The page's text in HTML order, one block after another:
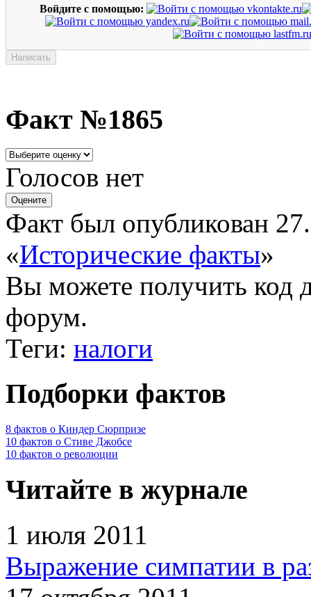
Войдите с помощью:
Факт №1865
Голосов нет
Факт был опубликован
«Исторические факты»
Вы можете получить код
форум.
Теги: налоги
Подборки фактов
8 фактов о Киндер Сюрпризе
10 фактов о Стиве Джобсе
10 фактов о революции
Читайте в журнале
1 июля 2011
Выражение симпатии в